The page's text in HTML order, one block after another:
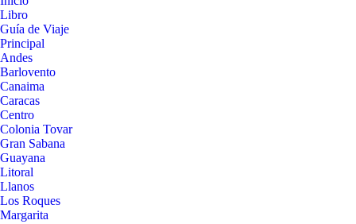
Libro
Guía de Viaje
Principal
Andes
Barlovento
Canaima
Caracas
Centro
Colonia Tovar
Gran Sabana
Guayana
Litoral
Llanos
Los Roques
Margarita